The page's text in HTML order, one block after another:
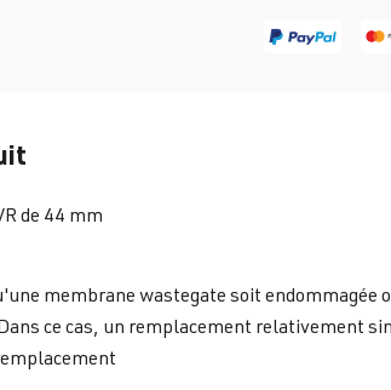
de 44 mm
membrane wastegate soit endommagée
ce cas, un remplacement relativement